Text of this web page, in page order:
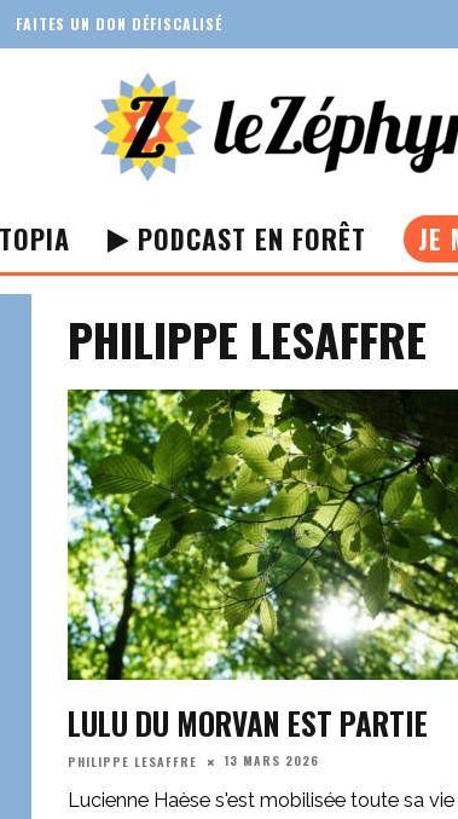
FAITES UN DON DÉFISCALISÉ
PODCAST EN FORÊT JE
PHILIPPE LESAFFRE
LULU DU MORVAN EST PARTIE
PHILIPPE LESAFFRE 13 MARS 2026
Lucienne Haèse s'est mobilisée toute sa